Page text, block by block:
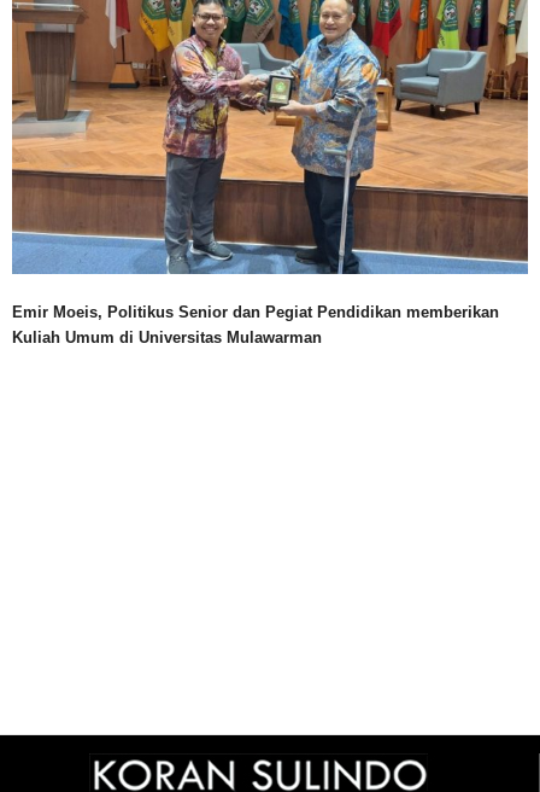
Emir Moeis, Politikus Senior dan Pegiat Pendidikan memberikan
Kuliah Umum di Universitas Mulawarman